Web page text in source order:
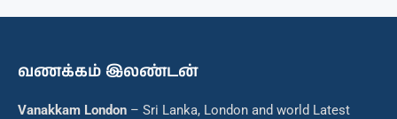
வணக்கம் இலண்டன்
Vanakkam London – Sri Lanka, London and world Latest